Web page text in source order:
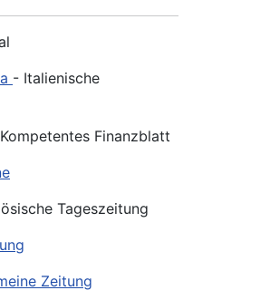
- Italienische
Finanzblatt
Tageszeitung
Zeitung